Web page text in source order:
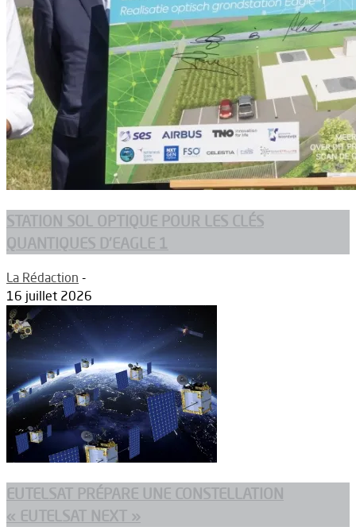
STATION SOL OPTIQUE POUR LES CLÉS
QUANTIQUES D’EAGLE 1
La Rédaction -
16 juillet 2026
EUTELSAT PRÉPARE UNE CONSTELLATION
« EUTELSAT NEXT »